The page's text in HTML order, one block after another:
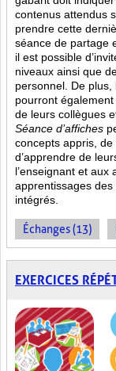
contenus attendus
prendre cette
séance de partage
il est possible
niveaux ainsi que
personnel. De
pourront
de leurs collègues
Séance d’affiches
concepts appris,
d’apprendre de
l’enseignant et
apprentissages des
intégrés.
Échanges (13)
EXERCICES